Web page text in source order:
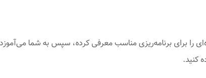
را برای برنامه‌ریزی مناسب معرفی کرده، سپس به شما
کنید.